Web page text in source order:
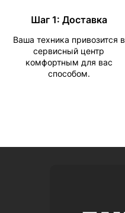
Шаг 1: Доставка
Ваша техника привозится в
сервисный центр
комфортным для вас
способом.